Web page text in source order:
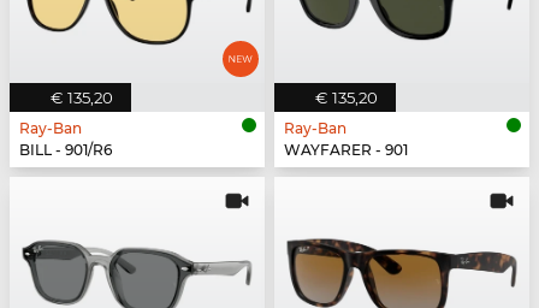
€ 135,20
Ray-Ban
BILL - 901/R6
€ 135,20
Ray-Ban
WAYFARER - 901